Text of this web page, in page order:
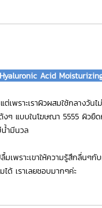
Acid
พราะเราผิวผสมใช้กลางวันไ
งๆ แบบในโฆษณา 5555 ผิวยื
ำมีนวล
เพราะเขาให้ความรู้สึกลื่นๆ
ด้ เราเลยชอบมากๆค่ะ